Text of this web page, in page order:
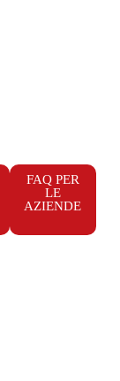
FAQ PER
LE
AZIENDE